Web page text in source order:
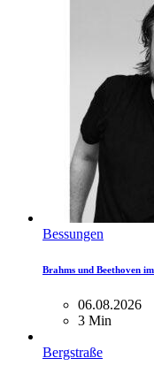
Bessungen
Brahms und Beethoven
06.08.2026
3 Min
Bergstraße